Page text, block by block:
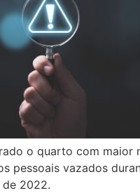
o quarto com maior
pessoais vazados
2022.